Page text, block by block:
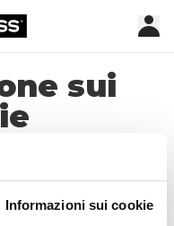
Informazioni sui cookie
sui